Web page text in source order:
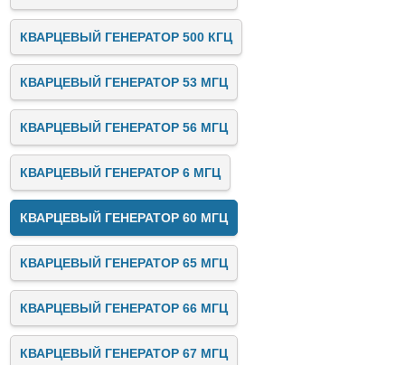
КВАРЦЕВЫЙ ГЕНЕРАТОР 500 КГЦ
КВАРЦЕВЫЙ ГЕНЕРАТОР 53 МГЦ
КВАРЦЕВЫЙ ГЕНЕРАТОР 56 МГЦ
КВАРЦЕВЫЙ ГЕНЕРАТОР 6 МГЦ
КВАРЦЕВЫЙ ГЕНЕРАТОР 60 МГЦ
КВАРЦЕВЫЙ ГЕНЕРАТОР 65 МГЦ
КВАРЦЕВЫЙ ГЕНЕРАТОР 66 МГЦ
КВАРЦЕВЫЙ ГЕНЕРАТОР 67 МГЦ